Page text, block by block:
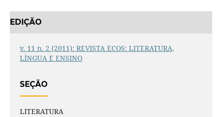
EDIÇÃO
v. 11 n. 2 (2011): REVISTA ECOS: LITERATURA,
LÍNGUA E ENSINO
SEÇÃO
LITERATURA